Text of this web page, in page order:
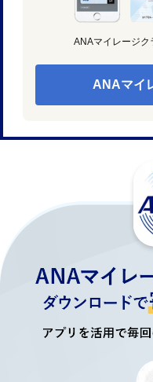
ANAマイレージク
ANAマイ